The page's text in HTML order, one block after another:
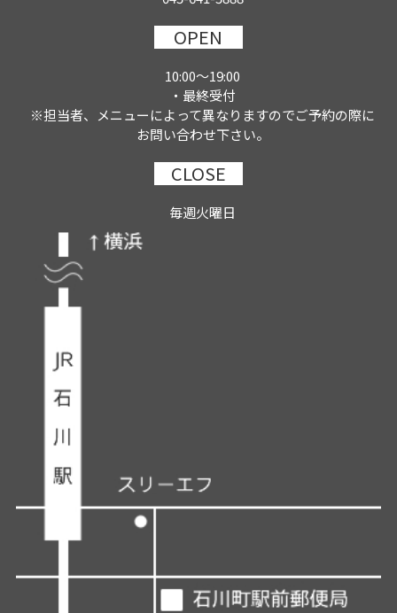
OPEN
10:00～19:00
・最終受付
※担当者、メニューによって異なりますのでご予約の際に
お問い合わせ下さい。
CLOSE
毎週火曜日